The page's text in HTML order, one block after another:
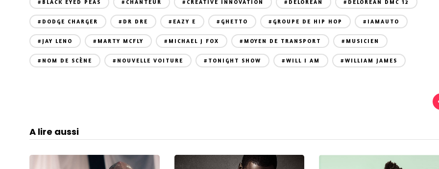
#BLACK EYED PEAS #CHANTEUR #CREATIVE INNOVATION #DELOREAN #DELOREAN DMC 12
#DODGE CHARGER #DR DRE #EAZY E #GHETTO #GROUPE DE HIP HOP #IAMAUTO
#JAY LENO #MARTY MCFLY #MICHAEL J FOX #MOYEN DE TRANSPORT #MUSICIEN
#NOM DE SCÈNE #NOUVELLE VOITURE #TONIGHT SHOW #WILL I AM #WILLIAM JAMES
A lire aussi